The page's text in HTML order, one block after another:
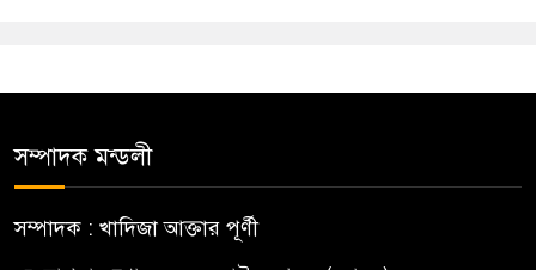
সম্পাদক মন্ডলী
সম্পাদক : খাদিজা আক্তার পূর্ণী